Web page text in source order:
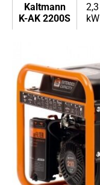
Kaltmann
K-AK 2200S
2,3
kW